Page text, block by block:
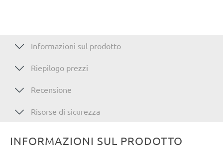
Informazioni sul prodotto
Riepilogo prezzi
Recensione
Risorse di sicurezza
INFORMAZIONI SUL PRODOTTO